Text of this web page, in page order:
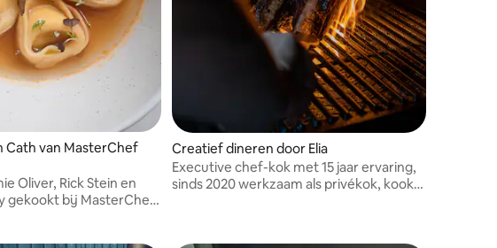
Cath van MasterChef
Oliver, Rick Stein en
gekookt bij MasterChef
Creatief dineren door Elia
Executive chef-kok met 15 jaar ervaring,
sinds 2020 werkzaam als privékok, kook